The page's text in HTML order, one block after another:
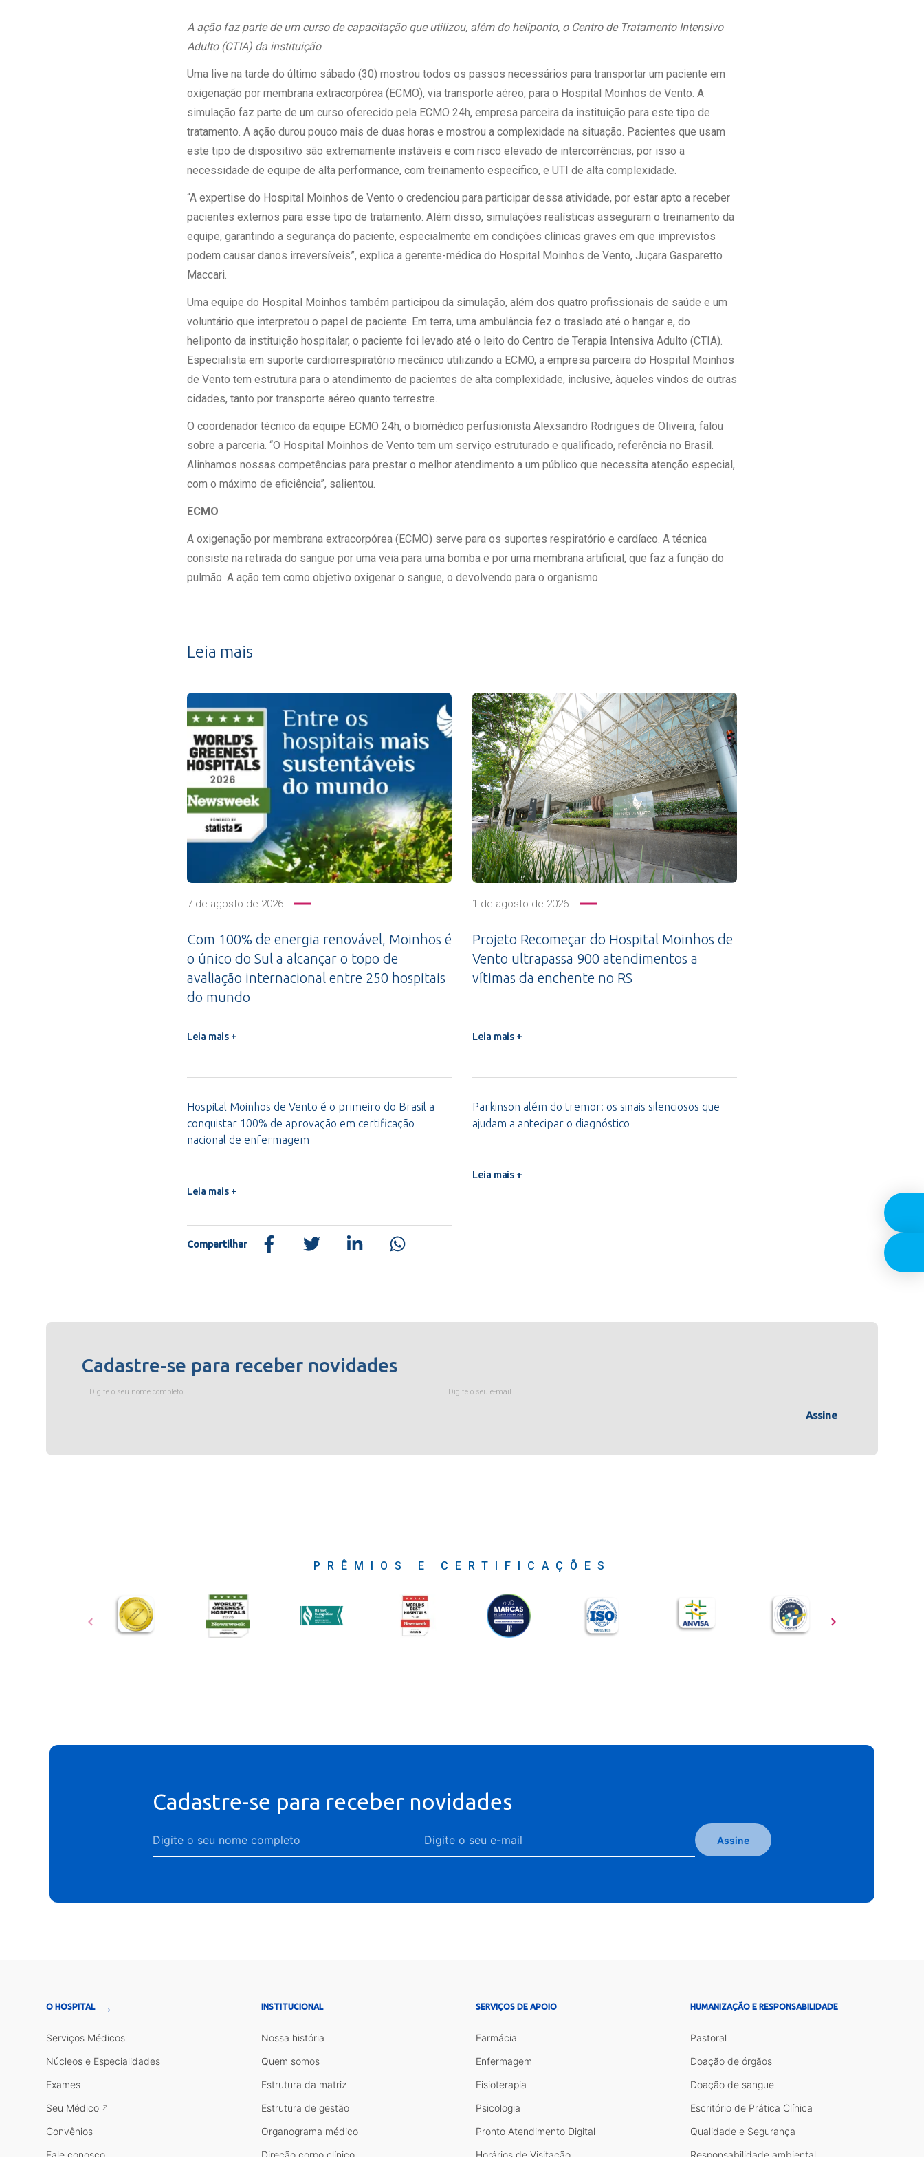
Estrutura de Gestão
Exames - Portal Médico
Responsabilidade Ambiental
Serviço Social
Saúde Digital Moinhos
Empresas
Cabine Telemedicina
A ação faz parte de um curso de capacitação que utilizou, além do heliponto, o Centro de Tratamento Intensivo
Adulto (CTIA) da instituição
Uma live na tarde do último sábado (30) mostrou todos os passos necessários para transportar um paciente em
oxigenação por membrana extracorpórea (ECMO), via transporte aéreo, para o Hospital Moinhos de Vento. A
simulação faz parte de um curso oferecido pela ECMO 24h, empresa parceira da instituição para este tipo de
tratamento. A ação durou pouco mais de duas horas e mostrou a complexidade na situação. Pacientes que usam
este tipo de dispositivo são extremamente instáveis e com risco elevado de intercorrências, por isso a
necessidade de equipe de alta performance, com treinamento específico, e UTI de alta complexidade.
“A expertise do Hospital Moinhos de Vento o credenciou para participar dessa atividade, por estar apto a receber
pacientes externos para esse tipo de tratamento. Além disso, simulações realísticas asseguram o treinamento da
equipe, garantindo a segurança do paciente, especialmente em condições clínicas graves em que imprevistos
podem causar danos irreversíveis”, explica a gerente-médica do Hospital Moinhos de Vento, Juçara Gasparetto
Maccari.
Uma equipe do Hospital Moinhos também participou da simulação, além dos quatro profissionais de saúde e um
voluntário que interpretou o papel de paciente. Em terra, uma ambulância fez o traslado até o hangar e, do
heliponto da instituição hospitalar, o paciente foi levado até o leito do Centro de Terapia Intensiva Adulto (CTIA).
Especialista em suporte cardiorrespiratório mecânico utilizando a ECMO, a empresa parceira do Hospital Moinhos
de Vento tem estrutura para o atendimento de pacientes de alta complexidade, inclusive, àqueles vindos de outras
cidades, tanto por transporte aéreo quanto terrestre.
O coordenador técnico da equipe ECMO 24h, o biomédico perfusionista Alexsandro Rodrigues de Oliveira, falou
sobre a parceria. “O Hospital Moinhos de Vento tem um serviço estruturado e qualificado, referência no Brasil.
Alinhamos nossas competências para prestar o melhor atendimento a um público que necessita atenção especial,
com o máximo de eficiência”, salientou.
ECMO
A oxigenação por membrana extracorpórea (ECMO) serve para os suportes respiratório e cardíaco. A técnica
consiste na retirada do sangue por uma veia para uma bomba e por uma membrana artificial, que faz a função do
pulmão. A ação tem como objetivo oxigenar o sangue, o devolvendo para o organismo.
Leia mais
7 de agosto de 2026
Com 100% de energia renovável, Moinhos é
o único do Sul a alcançar o topo de
avaliação internacional entre 250 hospitais
do mundo
Leia mais +
1 de agosto de 2026
Projeto Recomeçar do Hospital Moinhos de
Vento ultrapassa 900 atendimentos a
vítimas da enchente no RS
Leia mais +
Hospital Moinhos de Vento é o primeiro do Brasil a
conquistar 100% de aprovação em certificação
nacional de enfermagem
Leia mais +
Parkinson além do tremor: os sinais silenciosos que
ajudam a antecipar o diagnóstico
Leia mais +
Compartilhar
Cadastre-se para receber novidades
Digite o seu nome completo Digite o seu e-mail
Assine
PRÊMIOS E CERTIFICAÇÕES
Cadastre-se para receber novidades
Assine
O HOSPITAL →
Serviços Médicos
Núcleos e Especialidades
Exames
Seu Médico
Convênios
Fale conosco
INSTITUCIONAL
Nossa história
Quem somos
Estrutura da matriz
Estrutura de gestão
Organograma médico
Direção corpo clínico
SERVIÇOS DE APOIO
Farmácia
Enfermagem
Fisioterapia
Psicologia
Pronto Atendimento Digital
Horários de Visitação
HUMANIZAÇÃO E RESPONSABILIDADE
Pastoral
Doação de órgãos
Doação de sangue
Escritório de Prática Clínica
Qualidade e Segurança
Responsabilidade ambiental